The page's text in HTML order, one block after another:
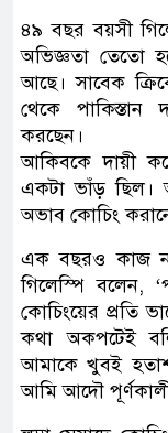
৪৯ বছর বয়সী
অভিজ্ঞতা তেতো
আছে। সাবেক
থেকে পাকিস্তান
করছেন।
আকিবকে দায়ী
একটা ভাঁড় ছিল।
অভাব কোচিং
এক বছরও কাজ
গিলেস্পি বলেন,
কোচিংয়ের প্রতি
কথা অকপটেই
আমাকে খুবই
আমি আদৌ